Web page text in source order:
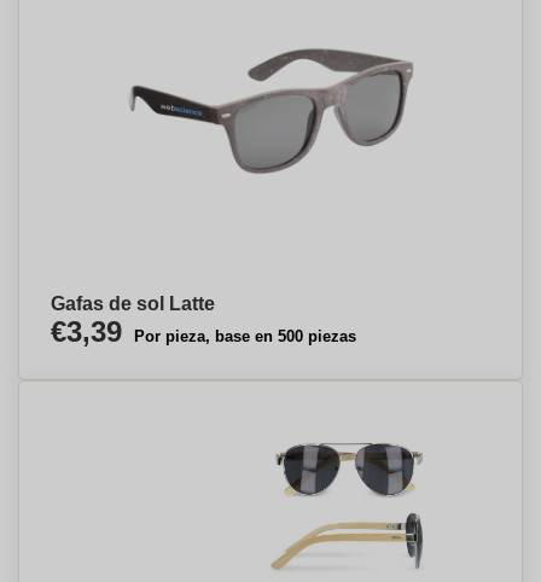
Gafas de sol Latte
€3,39 Por pieza, base en 500 piezas